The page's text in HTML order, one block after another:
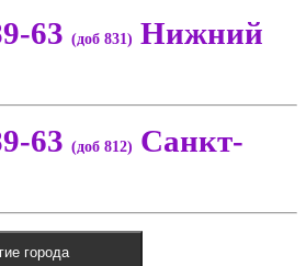
63 (доб 831) Нижний
63 (доб 812) Санкт-
города